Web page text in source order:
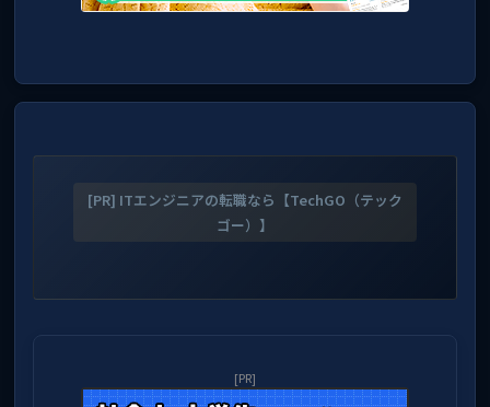
[PR] ITエンジニアの転職なら【TechGO（テック
ゴー）】
[PR]